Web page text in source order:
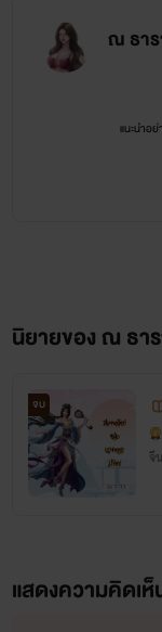
ณ ธา
แนะนำอ
นิยายของ ณ ธา
จบ
จีน
แสดงความคิดเห็